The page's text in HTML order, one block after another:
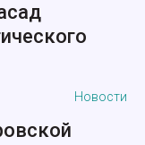
Новости